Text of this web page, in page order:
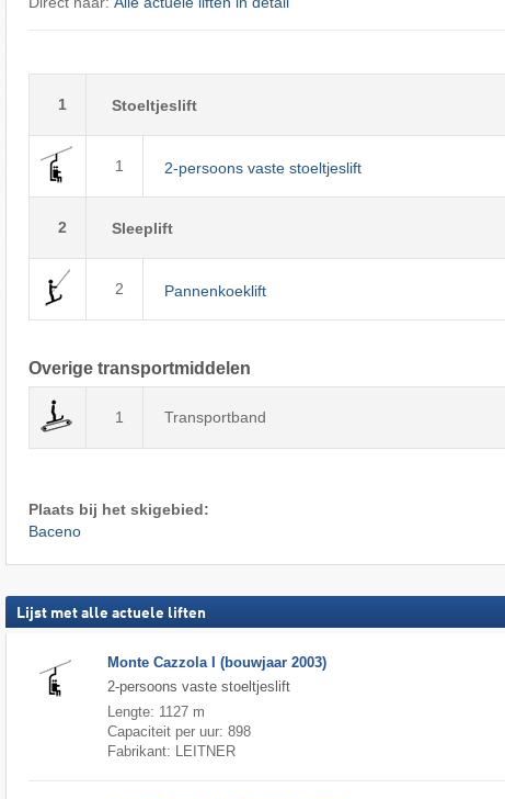
1 Stoeltjeslift
1 2-persoons vaste stoeltjeslift
2 Sleeplift
2 Pannenkoeklift
Overige transportmiddelen
1 Transportband
Plaats bij het skigebied:
Baceno
Lijst met alle actuele liften
Monte Cazzola I (bouwjaar 2003)
2-persoons vaste stoeltjeslift
Lengte: 1127 m
Capaciteit per uur: 898
Fabrikant: LEITNER